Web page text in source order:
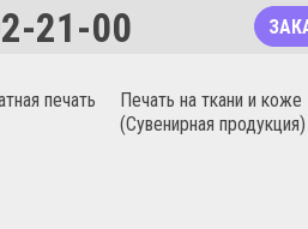
21-00
печать
Печать на ткани и коже
(Сувенирная продукция)